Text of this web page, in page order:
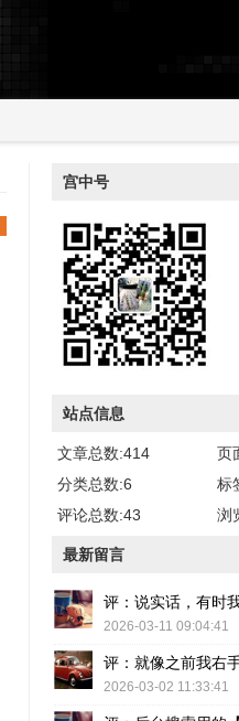
宫中号
站点信息
文章总数:414
页
分类总数:6
标
评论总数:43
浏
最新留言
评：说实话，有时
2026-03-11 09:04:41
评：就像之前我右
2026-03-02 11:33:41